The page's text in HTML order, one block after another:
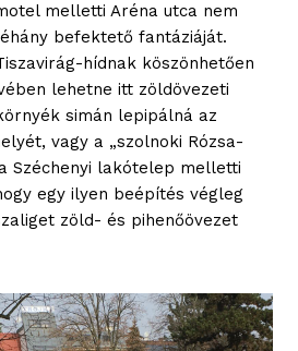
melletti Aréna utca nem
befektető fantáziáját.
hídnak köszönhetően
lehetne itt zöldövezeti
simán lepipálná az
vagy a „szolnoki Rózsa-
Széchenyi lakótelep melletti
egy ilyen beépítés végleg
zöld- és pihenőövezet